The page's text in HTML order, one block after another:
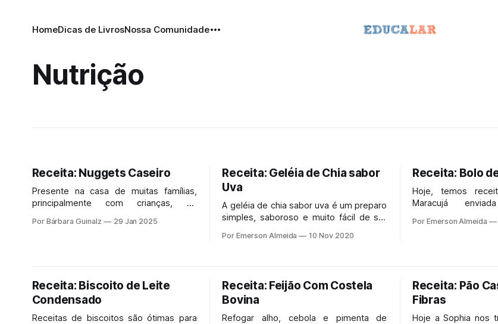
HomeDicas de LivrosNossa Comunidade
Nutrição
Receita: Nuggets Caseiro
Presente na casa de muitas famílias,
principalmente com crianças, os
agradam ao paladar de muitos. Porém,
ali.
Por Bárbara Guinalz 29 Jan 2025
Receita: Geléia de Chia sabor
Uva
A geléia de chia sabor uva é um preparo
simples, saboroso e muito fácil de ser
benefícios para nossa saúde você pode
Por Emerson Almeida 10 Nov 2020
Receita: Bolo
Hoje, temos
Maracujá
Por Emerson Almeida
Receita: Biscoito de Leite
Condensado
Receitas de biscoitos são ótimas para
Receita: Feijão Com Costela
Bovina
Refogar alho, cebola e pimenta de
Receita: Pão
Fibras
Hoje a Sophia nos